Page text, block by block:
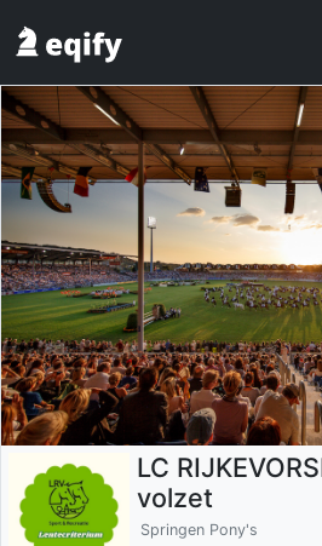
LC
volzet
Springen Pony's